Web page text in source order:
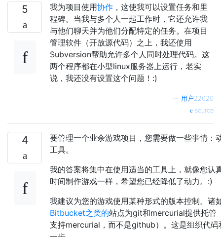
5 我为项目使用协作 ，这使我可以设置任务和里
程碑。当我与多个人一起工作时，它还允许我
与他们聊天并为他们分配特定的任务。在项目
管理软件（开放源代码）之上，我还使用
Subversion帮助允许多个人同时处理代码。这
两个程序都在小型linux服务器上运行，老实
说，我还没有设置这个问题！:)
用户22020
source
4
要管理一个业余游戏项目，您需要做一些事情：
工具。
我的答案将集中在使用适当的工具上，就像您认
时间制作游戏一样，希望您已经降低了动力。:)
我建议为您的游戏使用某种形式的版本控制。诸
Bitbucket之类的站点为git和mercurial提供托管
支持mercurial，而不是github）。这是组织代码